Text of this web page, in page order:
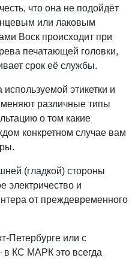
что она не подойдёт
или лаковым
Воск происходит при
печатающей головки,
срок её службы.
этикетки и
различные типы
о том какие
конкретном случае вам
(гладкой) стороны
электричество и
от преждевременного
Петербурге или с
в КС МАРК это всегда